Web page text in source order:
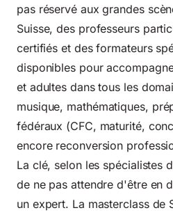
pas réservé aux grandes
Suisse, des professeurs
certifiés et des formateurs
disponibles pour
et adultes dans tous les
musique, mathématiques,
fédéraux (CFC, maturité,
encore reconversion
La clé, selon les spécialistes
de ne pas attendre d'être en
un expert. La masterclass de